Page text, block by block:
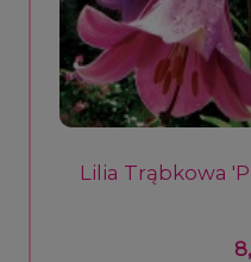
Lilia Trąbkowa